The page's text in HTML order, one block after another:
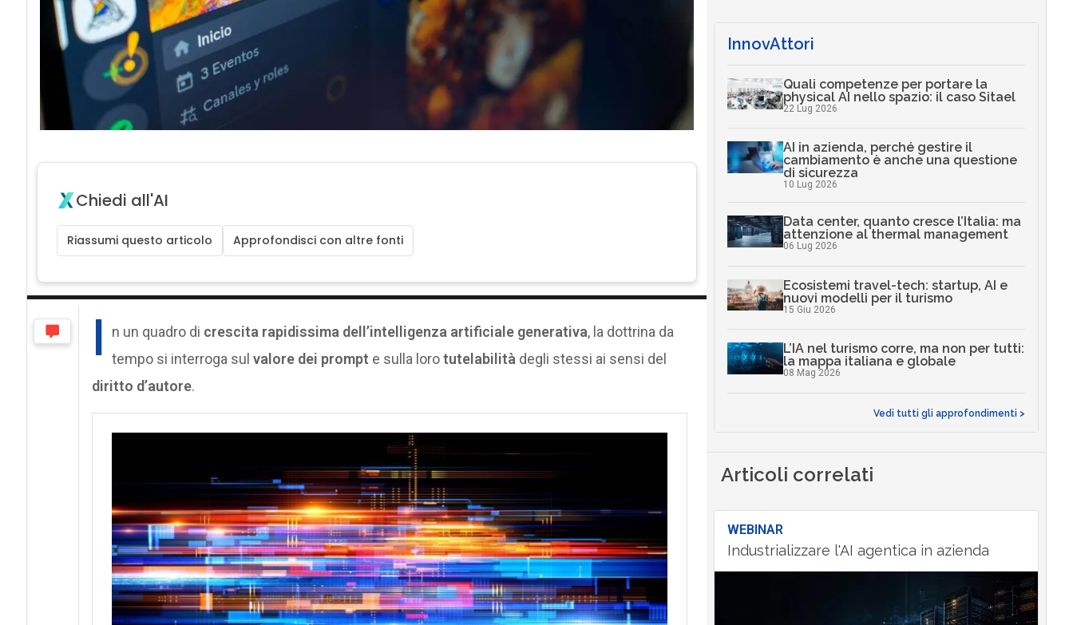
Chiedi all'AI
Riassumi questo articolo Approfondisci con altre fonti
I n un quadro di crescita rapidissima dell’intelligenza artificiale generativa, la dottrina da
tempo si interroga sul valore dei prompt e sulla lorotutelabilità degli stessi ai sensi del
diritto d’autore.
InnovAttori
Quali competenze per portare la
physical AI nello spazio: il caso Sitael
22 Lug 2026
AI in azienda, perché gestire il
cambiamento è anche una questione
di sicurezza
10 Lug 2026
Data center, quanto cresce l’Italia: ma
attenzione al thermal management
06 Lug 2026
Ecosistemi travel-tech: startup, AI e
nuovi modelli per il turismo
15 Giu 2026
L’IA nel turismo corre, ma non per tutti:
la mappa italiana e globale
08 Mag 2026
Vedi tutti gli approfondimenti >
Articoli correlati
WEBINAR
Industrializzare l'AI agentica in azienda